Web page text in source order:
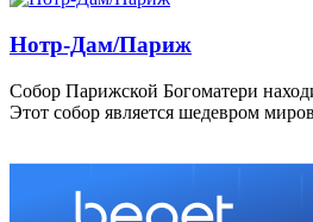
Нотр-Дам/Париж
Собор Парижской Богоматери
Этот собор является шедевром